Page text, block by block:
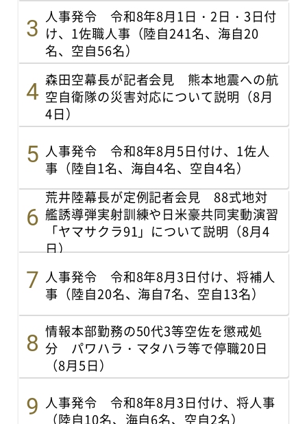
人事発令 令和8年8月1日・2日・3日付
け、1佐職人事（陸自241名、海自20
名、空自56名）
森田空幕長が記者会見 熊本地震への航
空自衛隊の災害対応について説明（8月
4日）
人事発令 令和8年8月5日付け、1佐人
事（陸自1名、海自4名、空自4名）
荒井陸幕長が定例記者会見 88式地対
艦誘導弾実射訓練や日米豪共同実動演習
「ヤマサクラ91」について説明（8月4
日）
人事発令 令和8年8月3日付け、将補人
事（陸自20名、海自7名、空自13名）
情報本部勤務の50代3等空佐を懲戒処
分 パワハラ・マタハラ等で停職20日
（8月5日）
人事発令 令和8年8月3日付け、将人事
（陸自10名、海自6名、空自2名）